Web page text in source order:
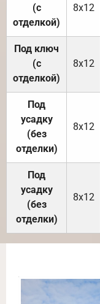
(с
отделкой)
8х12
Под ключ
(с
отделкой)
8х12
Под
усадку
(без
отделки)
8х12
Под
усадку
(без
отделки)
8х12